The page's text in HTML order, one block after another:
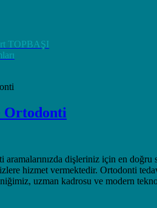
TOPBAŞI
Ortodonti
aramalarınızda dişleriniz için en
hizmet vermektedir. Ortodonti
uzman kadrosu ve modern